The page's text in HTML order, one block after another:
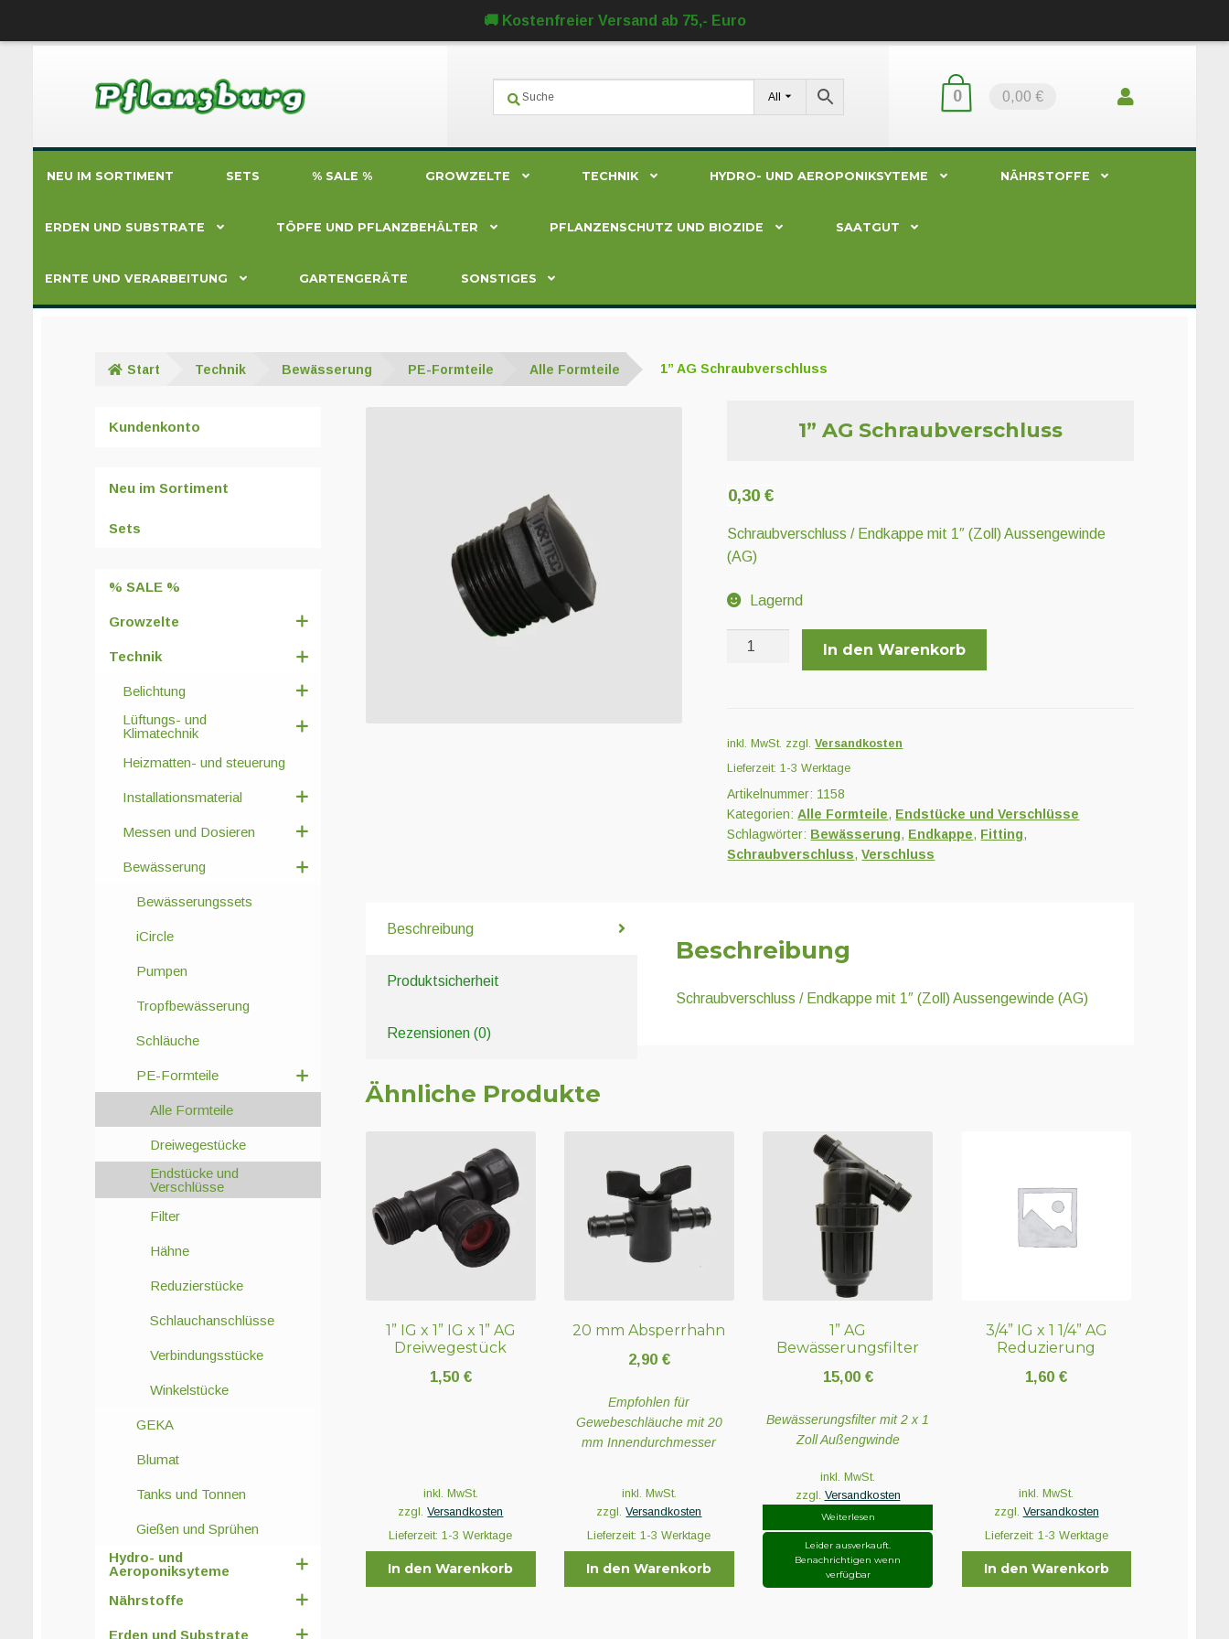
🚚 Kostenfreier Versand ab 75,- Euro
Navigation
All 0 0,00 €
NEU IM SORTIMENT SETS % SALE % GROWZELTE TECHNIK HYDRO- UND AEROPONIKSYTEME NÄHRSTOFFE
ERDEN UND SUBSTRATE TÖPFE UND PFLANZBEHÄLTER PFLANZENSCHUTZ UND BIOZIDE SAATGUT
ERNTE UND VERARBEITUNG GARTENGERÄTE SONSTIGES
Start Technik Bewässerung PE-Formteile Alle Formteile 1” AG Schraubverschluss
1” AG Schraubverschluss
0,30€
Schraubverschluss / Endkappe mit 1″ (Zoll) Aussengewinde
(AG)
Lagernd
In den Warenkorb
inkl. MwSt. zzgl.Versandkosten
Lieferzeit:1-3 Werktage
Artikelnummer: 1158
Kategorien:Alle Formteile, Endstücke und Verschlüsse
Schlagwörter: Bewässerung, Endkappe, Fitting,
Schraubverschluss,Verschluss
Beschreibung
Produktsicherheit
Rezensionen (0)
Beschreibung
Schraubverschluss / Endkappe mit 1″ (Zoll) Aussengewinde (AG)
Ähnliche Produkte
1” IG x 1” IG x 1” AG
Dreiwegestück
1,50 €
inkl. MwSt.
zzgl.Versandkosten
Lieferzeit:1-3 Werktage
In den Warenkorb
20 mm Absperrhahn
2,90 €
Empfohlen für
Gewebeschläuche mit 20
mm Innendurchmesser
inkl. MwSt.
zzgl.Versandkosten
Lieferzeit:1-3 Werktage
In den Warenkorb
1” AG
Bewässerungsfilter
15,00 €
Bewässerungsfilter mit 2 x 1
Zoll Außengwinde
inkl. MwSt.
zzgl. Versandkosten
Weiterlesen
Leider ausverkauft.
Benachrichtigen wenn
verfügbar
3/4” IG x 1 1/4” AG
Reduzierung
1,60€
inkl. MwSt.
zzgl. Versandkosten
Lieferzeit: 1-3 Werktage
In den Warenkorb
Kundenkonto
Neu im Sortiment
Sets
% SALE %
Growzelte
Technik
Belichtung
Lüftungs- und
Klimatechnik
Heizmatten- und steuerung
Installationsmaterial
Messen und Dosieren
Bewässerung
Bewässerungssets
iCircle
Pumpen
Tropfbewässerung
Schläuche
PE-Formteile
Alle Formteile
Dreiwegestücke
Endstücke und
Verschlüsse
Filter
Hähne
Reduzierstücke
Schlauchanschlüsse
Verbindungsstücke
Winkelstücke
GEKA
Blumat
Tanks und Tonnen
Gießen und Sprühen
Hydro- und
Aeroponiksyteme
Nährstoffe
Erden und Substrate